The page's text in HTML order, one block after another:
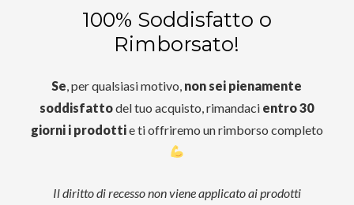
100% Soddisfatto o
Rimborsato!
Se , per qualsiasi motivo, non sei pienamente
soddisfattodel tuo acquisto, rimandaci entro 30
giorni i prodottie ti offriremo un rimborso completo
Il diritto di recesso non viene applicato ai prodotti